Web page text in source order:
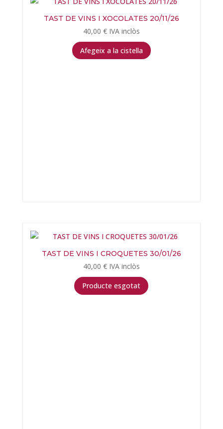
TAST DE VINS I XOCOLATES 20/11/26
40,00 € IVA inclòs
Afegeix a la cistella
TAST DE VINS I CROQUETES 30/01/26
40,00 € IVA inclòs
Producte esgotat